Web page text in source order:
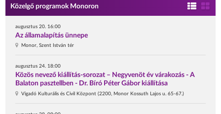
Közelgő programok Monoron
augusztus 20. 16:00
Az államalapítás ünnepe
Monor, Szent István tér
augusztus 24. 18:00
Közös nevező kiállítás-sorozat – Negyvenöt év várakozás - A
Balaton pasztellben - Dr. Bíró Péter Gábor kiállítása
Vigadó Kulturális és Civil Központ (2200, Monor Kossuth Lajos u. 65-67.)